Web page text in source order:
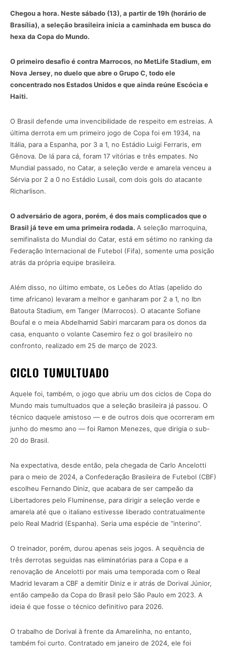
Chegou a hora. Neste sábado (13), a partir de 19h (horário de
Brasília), a seleção brasileira inicia a caminhada em busca do
hexa da Copa do Mundo.
O primeiro desafio é contra Marrocos, no MetLife Stadium, em
Nova Jersey, no duelo que abre o Grupo C, todo ele
concentrado nos Estados Unidos e que ainda reúne Escócia e
Haiti.
O Brasil defende uma invencibilidade de respeito em estreias. A
última derrota em um primeiro jogo de Copa foi em 1934, na
Itália, para a Espanha, por 3 a 1, no Estádio Luigi Ferraris, em
Gênova. De lá para cá, foram 17 vitórias e três empates. No
Mundial passado, no Catar, a seleção verde e amarela venceu a
Sérvia por 2 a 0 no Estádio Lusail, com dois gols do atacante
Richarlison.
O adversário de agora, porém, é dos mais complicados que o
Brasil já teve em uma primeira rodada. A seleção marroquina,
semifinalista do Mundial do Catar, está em sétimo no ranking da
Federação Internacional de Futebol (Fifa), somente uma posição
atrás da própria equipe brasileira.
Além disso, no último embate, os Leões do Atlas (apelido do
time africano) levaram a melhor e ganharam por 2 a 1, no Ibn
Batouta Stadium, em Tanger (Marrocos). O atacante Sofiane
Boufal e o meia Abdelhamid Sabiri marcaram para os donos da
casa, enquanto o volante Casemiro fez o gol brasileiro no
confronto, realizado em 25 de março de 2023.
CICLO TUMULTUADO
Aquele foi, também, o jogo que abriu um dos ciclos de Copa do
Mundo mais tumultuados que a seleção brasileira já passou. O
técnico daquele amistoso — e de outros dois que ocorreram em
junho do mesmo ano — foi Ramon Menezes, que dirigia o sub-
20 do Brasil.
Na expectativa, desde então, pela chegada de Carlo Ancelotti
para o meio de 2024, a Confederação Brasileira de Futebol (CBF)
escolheu Fernando Diniz, que acabara de ser campeão da
Libertadores pelo Fluminense, para dirigir a seleção verde e
amarela até que o italiano estivesse liberado contratualmente
pelo Real Madrid (Espanha). Seria uma espécie de “interino”.
O treinador, porém, durou apenas seis jogos. A sequência de
três derrotas seguidas nas eliminatórias para a Copa e a
renovação de Ancelotti por mais uma temporada com o Real
Madrid levaram a CBF a demitir Diniz e ir atrás de Dorival Júnior,
então campeão da Copa do Brasil pelo São Paulo em 2023. A
ideia é que fosse o técnico definitivo para 2026.
O trabalho de Dorival à frente da Amarelinha, no entanto,
também foi curto. Contratado em janeiro de 2024, ele foi